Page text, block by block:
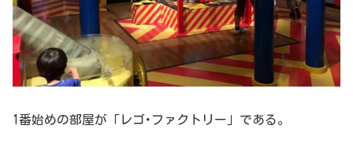
1番始めの部屋が「レゴ･ファクトリー」である。